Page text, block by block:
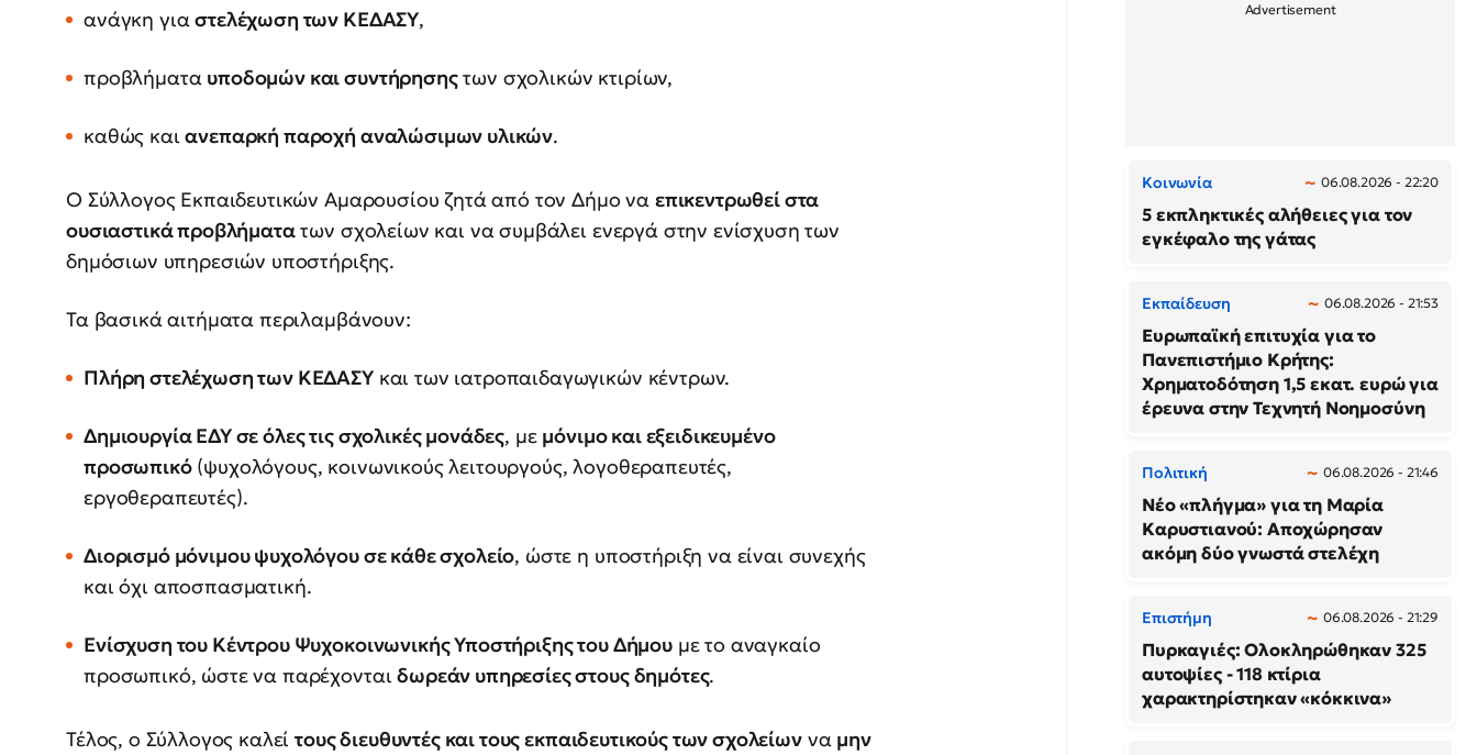
ανάγκη γιαστελέχωση των ΚΕΔΑΣΥ,
προβλήματα υποδομών και συντήρησηςτων σχολικών κτιρίων,
καθώς καιανεπαρκή παροχή αναλώσιμων υλικών.
Ο Σύλλογος Εκπαιδευτικών Αμαρουσίου ζητά από τον Δήμο να επικεντρωθεί στα
ουσιαστικά προβλήματατων σχολείων και να συμβάλει ενεργά στην ενίσχυση των
δημόσιων υπηρεσιών υποστήριξης.
Τα βασικά αιτήματα περιλαμβάνουν:
Πλήρη στελέχωση των ΚΕΔΑΣΥκαι των ιατροπαιδαγωγικών κέντρων.
Δημιουργία ΕΔΥ σε όλες τις σχολικές μονάδες, με μόνιμο και εξειδικευμένο
προσωπικό(ψυχολόγους, κοινωνικούς λειτουργούς, λογοθεραπευτές,
εργοθεραπευτές).
Διορισμό μόνιμου ψυχολόγου σε κάθε σχολείο, ώστε η υποστήριξη να είναι συνεχής
και όχι αποσπασματική.
Ενίσχυση του Κέντρου Ψυχοκοινωνικής Υποστήριξης του Δήμουμε το αναγκαίο
προσωπικό, ώστε να παρέχονταιδωρεάν υπηρεσίες στους δημότες.
Τέλος, ο Σύλλογος καλείτους διευθυντές και τους εκπαιδευτικούς των σχολείωννα μην
Κοινωνία 06.08.2026 - 22:20
5 εκπληκτικές αλήθειες για τον
εγκέφαλο της γάτας
Εκπαίδευση 06.08.2026 - 21:53
Ευρωπαϊκή επιτυχία για το
Πανεπιστήμιο Κρήτης:
Χρηματοδότηση 1,5 εκατ. ευρώ για
έρευνα στην Τεχνητή Νοημοσύνη
Πολιτική 06.08.2026 - 21:46
Νέο «πλήγμα» για τη Μαρία
Καρυστιανού: Αποχώρησαν
ακόμη δύο γνωστά στελέχη
Επιστήμη 06.08.2026 - 21:29
Πυρκαγιές: Ολοκληρώθηκαν 325
αυτοψίες - 118 κτίρια
χαρακτηρίστηκαν «κόκκινα»